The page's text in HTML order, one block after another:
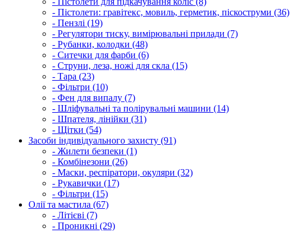
- Пістолети: гравітекс, мовиль, герметик, піскоструми (36)
- Пензлі (19)
- Регулятори тиску, вимірювальні прилади (7)
- Рубанки, колодки (48)
- Ситечки для фарби (6)
- Струни, леза, ножі для скла (15)
- Тара (23)
- Фільтри (10)
- Фен для випалу (7)
- Шліфувальні та полірувальні машини (14)
- Шпателя, лінійки (31)
- Щітки (54)
Засоби індивідуального захисту (91)
- Жилети безпеки (1)
- Комбінезони (26)
- Маски, респіратори, окуляри (32)
- Рукавички (17)
- Фільтри (15)
Олії та мастила (67)
- Літієві (7)
- Проникні (29)